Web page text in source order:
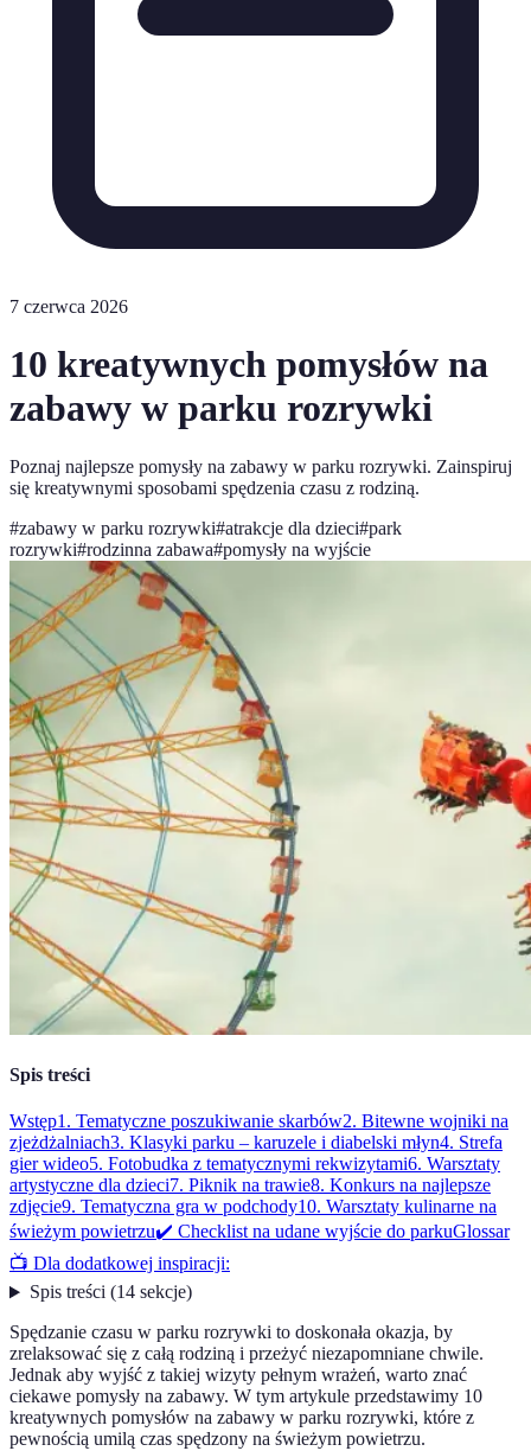
7 czerwca 2026
10 kreatywnych pomysłów na
zabawy w parku rozrywki
Poznaj najlepsze pomysły na zabawy w parku rozrywki. Zainspiruj
się kreatywnymi sposobami spędzenia czasu z rodziną.
#zabawy w parku rozrywki#atrakcje dla dzieci#park
rozrywki#rodzinna zabawa#pomysły na wyjście
Spis treści
Wstęp1. Tematyczne poszukiwanie skarbów2. Bitewne wojniki na
zjeżdżalniach3. Klasyki parku – karuzele i diabelski młyn4. Strefa
gier wideo5. Fotobudka z tematycznymi rekwizytami6. Warsztaty
artystyczne dla dzieci7. Piknik na trawie8. Konkurs na najlepsze
zdjęcie9. Tematyczna gra w podchody10. Warsztaty kulinarne na
świeżym powietrzu✔️ Checklist na udane wyjście do parkuGlossar
📺 Dla dodatkowej inspiracji:
Spis treści(14 sekcje)
Spędzanie czasu w parku rozrywki to doskonała okazja, by
zrelaksować się z całą rodziną i przeżyć niezapomniane chwile.
Jednak aby wyjść z takiej wizyty pełnym wrażeń, warto znać
ciekawe pomysły na zabawy. W tym artykule przedstawimy 10
kreatywnych pomysłów na zabawy w parku rozrywki, które z
pewnością umilą czas spędzony na świeżym powietrzu.